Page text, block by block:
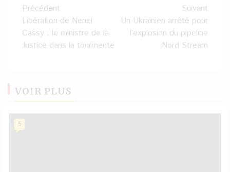
Navigation
d’article
Précédent
Libération de Nenel
Cassy : le ministre de la
Justice dans la tourmente
Suivant
Un Ukrainien arrêté pour
l’explosion du pipeline
Nord Stream
VOIR PLUS
5